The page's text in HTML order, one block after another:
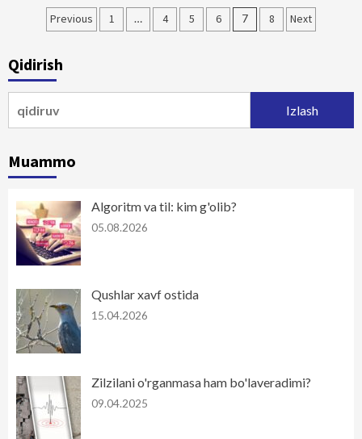
Maqolalar
harakatlanish
Previous 1 … 4 5 6 7 8 Next
Qidirish
Muammo
Algoritm va til: kim g'olib?
05.08.2026
Qushlar xavf ostida
15.04.2026
Zilzilani o'rganmasa ham bo'laveradimi?
09.04.2025